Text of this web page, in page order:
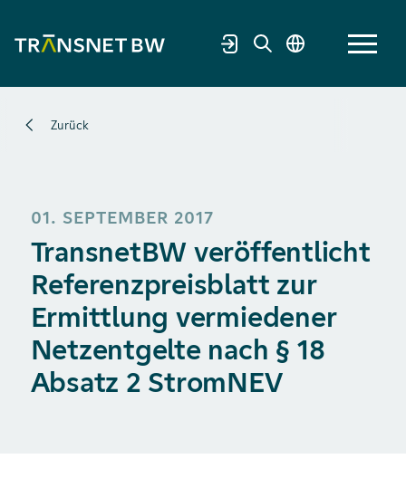
Zurück
01. SEPTEMBER 2017
TransnetBW veröffentlicht
Referenzpreisblatt zur
Ermittlung vermiedener
Netzentgelte nach § 18
Absatz 2 StromNEV